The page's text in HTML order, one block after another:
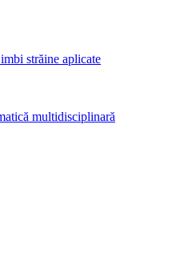
străine aplicate
multidisciplinară